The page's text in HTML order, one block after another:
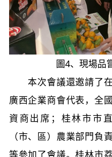
圖4、現場品
本次會議還邀請了
廣西企業商會代表，全
資商出席；桂林市市
（市、區）農業部門負
等參加了會議。桂林市